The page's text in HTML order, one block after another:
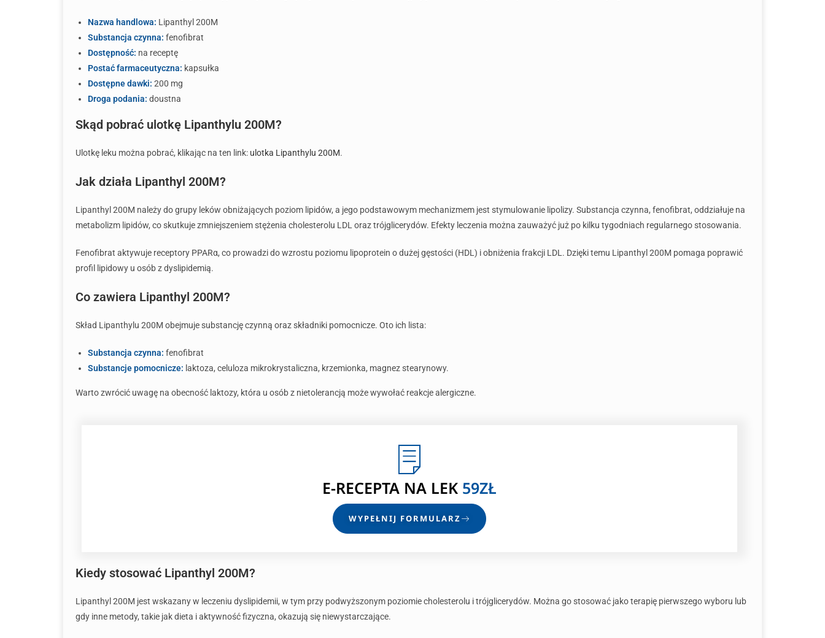
Nazwa handlowa: Lipanthyl 200M
Substancja czynna: fenofibrat
Dostępność: na receptę
Postać farmaceutyczna: kapsułka
Dostępne dawki: 200 mg
Droga podania: doustna
Skąd pobrać ulotkę Lipanthylu 200M?
Ulotkę leku można pobrać, klikając na ten link: ulotka Lipanthylu 200M.
Jak działa Lipanthyl 200M?
Lipanthyl 200M należy do grupy leków obniżających poziom lipidów, a jego podstawowym mechanizmem jest stymulowanie lipolizy. Substancja czynna, fenofibrat, oddziałuje na
metabolizm lipidów, co skutkuje zmniejszeniem stężenia cholesterolu LDL oraz trójglicerydów. Efekty leczenia można zauważyć już po kilku tygodniach regularnego stosowania.
Fenofibrat aktywuje receptory PPARα, co prowadzi do wzrostu poziomu lipoprotein o dużej gęstości (HDL) i obniżenia frakcji LDL. Dzięki temu Lipanthyl 200M pomaga poprawić
profil lipidowy u osób z dyslipidemią.
Co zawiera Lipanthyl 200M?
Skład Lipanthylu 200M obejmuje substancję czynną oraz składniki pomocnicze. Oto ich lista:
Substancja czynna: fenofibrat
Substancje pomocnicze: laktoza, celuloza mikrokrystaliczna, krzemionka, magnez stearynowy.
Warto zwrócić uwagę na obecność laktozy, która u osób z nietolerancją może wywołać reakcje alergiczne.
E-RECEPTA NA LEK 59ZŁ
WYPEŁNIJ FORMULARZ
Kiedy stosować Lipanthyl 200M?
Lipanthyl 200M jest wskazany w leczeniu dyslipidemii, w tym przy podwyższonym poziomie cholesterolu i trójglicerydów. Można go stosować jako terapię pierwszego wyboru lub
gdy inne metody, takie jak dieta i aktywność fizyczna, okazują się niewystarczające.